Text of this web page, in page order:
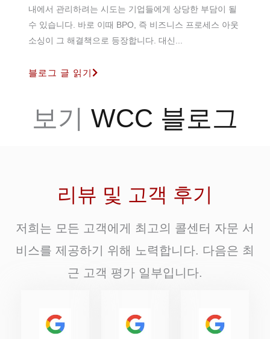
내에서 관리하려는 시도는 기업들에게 상당한 부담이 될
수 있습니다. 바로 이때 BPO, 즉 비즈니스 프로세스 아웃
소싱이 그 해결책으로 등장합니다. 대신...
블로그 글 읽기
보기 WCC 블로그
리뷰 및 고객 후기
저희는 모든 고객에게 최고의 콜센터 자문 서
비스를 제공하기 위해 노력합니다. 다음은 최
근 고객 평가 일부입니다.